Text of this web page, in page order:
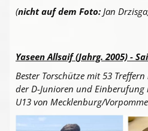
(nicht auf dem Foto:Jan
Yaseen Allsaif (Jahrg. 2005) -
Bester Torschütze mit 53
der D-Junioren und Einberufung
U13 von Mecklenburg/